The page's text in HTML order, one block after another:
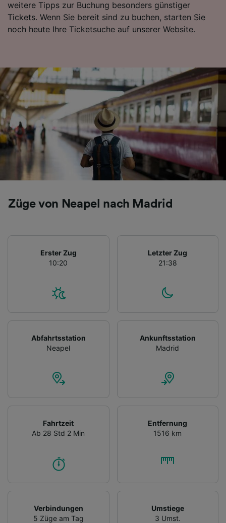
weitere Tipps zur Buchung besonders günstiger
Tickets. Wenn Sie bereit sind zu buchen, starten Sie
noch heute Ihre Ticketsuche auf unserer Website.
Züge von Neapel nach Madrid
Erster Zug
10:20
Letzter Zug
21:38
Abfahrtsstation
Neapel
Ankunftsstation
Madrid
Fahrtzeit
Ab 28 Std 2 Min
Entfernung
1516 km
Verbindungen
5 Züge am Tag
Umstiege
3 Umst.
Folgendes bereitzustellen:
Verwendung genauer Standortdaten.
Endgeräteeigenschaften zur Identifikation
von Werbeleistung und der Performance von
Inhalten, Zielgruppenforschung sowie
Entwicklung und Verbesserung von
Angeboten.
Liste der Partner (Lieferanten)